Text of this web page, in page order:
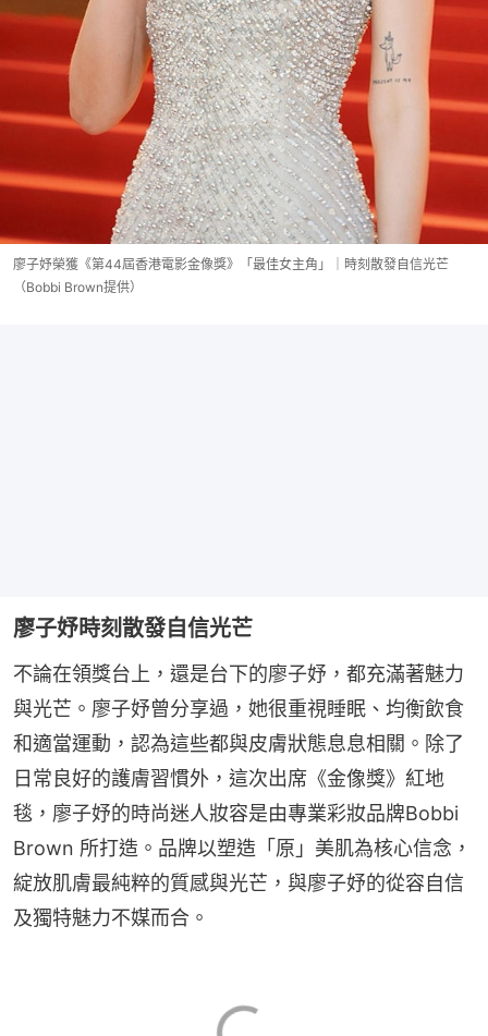
廖子妤榮獲《第44屆香港電影金像獎》「最佳女主角」｜時刻散發自信光芒
（Bobbi Brown提供）
廖子妤時刻散發自信光芒
不論在領獎台上，還是台下的廖子妤，都充滿著魅力
與光芒。廖子妤曾分享過，她很重視睡眠、均衡飲食
和適當運動，認為這些都與皮膚狀態息息相關。除了
日常良好的護膚習慣外，這次出席《金像獎》紅地
毯，廖子妤的時尚迷人妝容是由專業彩妝品牌Bobbi
Brown 所打造。品牌以塑造「原」美肌為核心信念，
綻放肌膚最純粹的質感與光芒，與廖子妤的從容自信
及獨特魅力不媒而合。